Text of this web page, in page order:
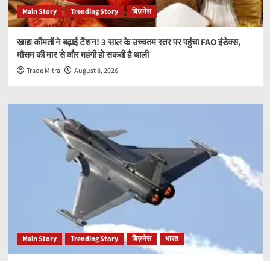
Main Story Trending Story बिज़नेस
खाद्य कीमतों ने बढ़ाई टेंशन! 3 साल के उच्चतम स्तर पर पहुंचा FAO इंडेक्स,
मौसम की मार से और महंगी हो सकती है थाली
Trade Mitra August 8, 2026
Main Story Trending Story बिज़नेस भारत